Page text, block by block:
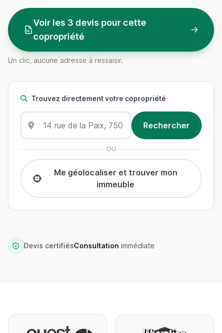
Voir les 3 devis pour cette
copropriété
Un clic, aucune adresse à ressaisir.
Trouvez directement votre copropriété
OU
Me géolocaliser et trouver mon
immeuble
Devis certifiésConsultation immédiate